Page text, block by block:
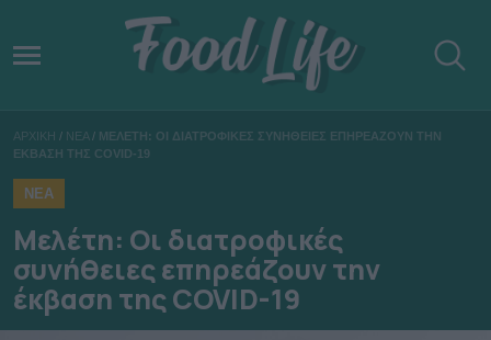
ΑΡΧΙΚΗ / ΝΕΑ / ΜΕΛΕΤΗ: ΟΙ ΔΙΑΤΡΟΦΙΚΕΣ ΣΥΝΗΘΕΙΕΣ ΕΠΗΡΕΑΖΟΥΝ ΤΗΝ
ΕΚΒΑΣΗ ΤΗΣ COVID-19
ΝΕΑ
Μελέτη: Οι διατροφικές
συνήθειες επηρεάζουν την
έκβαση της COVID-19